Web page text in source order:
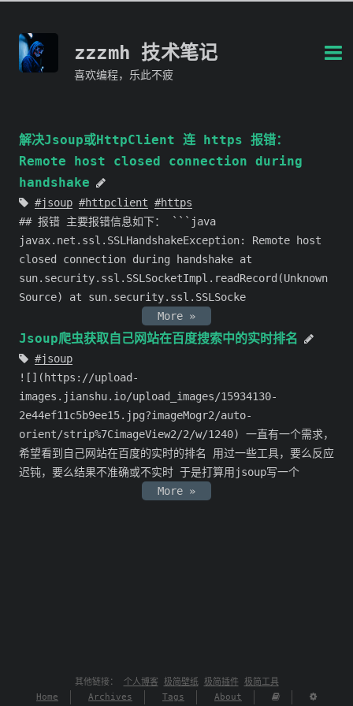
zzzmh 技术笔记
喜欢编程，乐此不疲
解决Jsoup或HttpClient 连 https 报错：
Remote host closed connection during
handshake
jsoup httpclient
https
## 报错 主要报错信息如下： ```java
javax.net.ssl.SSLHandshakeException: Remote host
closed connection during handshake at
sun.security.ssl.SSLSocketImpl.readRecord(Unknown
Source) at sun.security.ssl.SSLSocke
More »
Jsoup爬虫获取自己网站在百度搜索中的实时排名
jsoup
![](https://upload-
images.jianshu.io/upload_images/15934130-
2e44ef11c5b9ee15.jpg?imageMogr2/auto-
orient/strip%7CimageView2/2/w/1240) 一直有一个需求，
希望看到自己网站在百度的实时的排名 用过一些工具，要么反应
迟钝，要么结果不准确或不实时 于是打算用jsoup写一个
More »
其他链接： 个人博客 极简壁纸 极简插件 极简工具
Home
Archives Tags About